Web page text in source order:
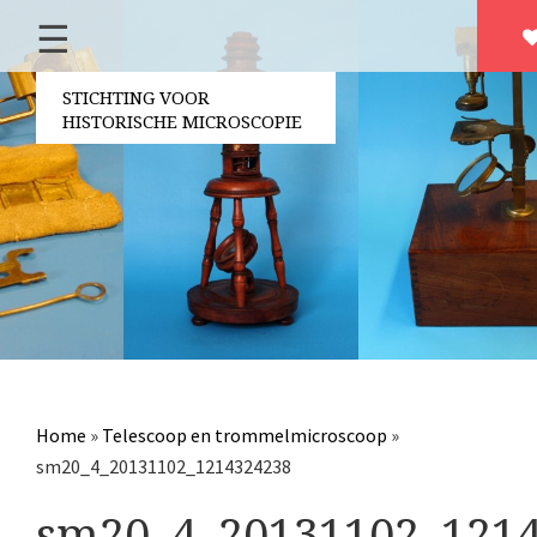
Over ons
Contact
Vrijwilligers
Partners
Jaarverslagen
Microscopen
Overige optische instrumenten
Elektrische meetapparatuur
☰
STICHTING VOOR
HISTORISCHE MICROSCOPIE
Home » Telescoop en trommelmicroscoop »
sm20_4_20131102_1214324238